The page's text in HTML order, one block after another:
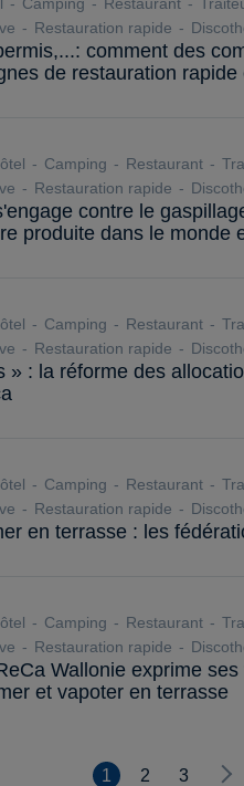
Restauration rapide
comment des
de restauration rapide
Camping Restaurant
Restauration rapide
contre le
produite dans le monde
Camping Restaurant
Restauration rapide
» : la réforme des
Camping Restaurant
Restauration rapide
en terrasse : les
Camping Restaurant
Restauration rapide
Wallonie exprime
et vapoter en terrasse
1 2 3